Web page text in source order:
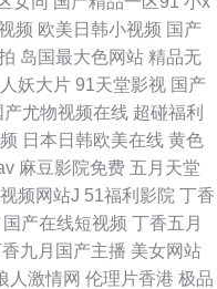
频 欧美日韩小视频 国产
岛国最大色网站 精品无
人妖大片 91天堂影视 国产
产尤物视频在线 超碰福利
日本日韩欧美在线 黄色
麻豆影院免费 五月天堂
频网站J 51福利影院 丁香
国产在线短视频 丁香五月
九月国产主播 美女网站
人激情网 伦理片香港 极品